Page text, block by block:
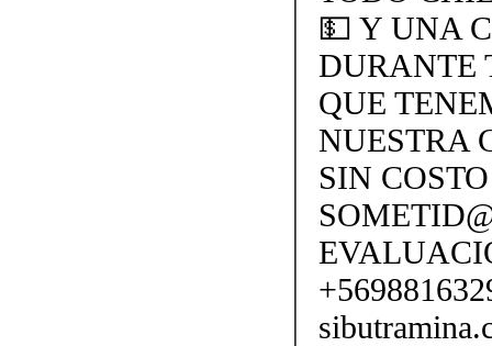
💵 Y UNA
DURANTE
QUE
NUESTRA
SIN